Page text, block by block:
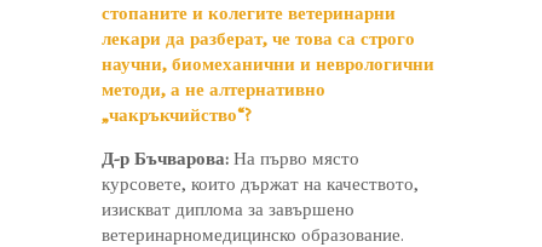
стопаните и колегите ветеринарни
лекари да разберат, че това са строго
научни, биомеханични и неврологични
методи, а не алтернативно
„чакръкчийство“?
Д-р Бъчварова: На първо място
курсовете, които държат на качеството,
изискват диплома за завършено
ветеринарномедицинско образование.